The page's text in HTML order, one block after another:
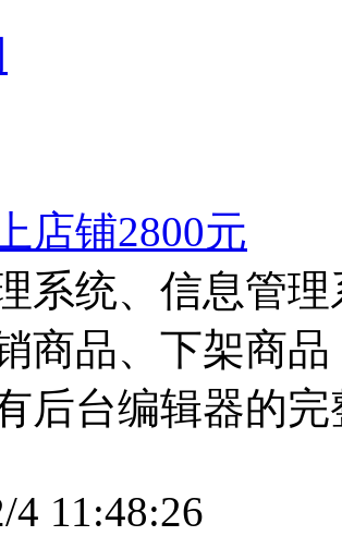
店铺2800元
系统、信息管
商品、下架商
后台编辑器的
4 11:48:26